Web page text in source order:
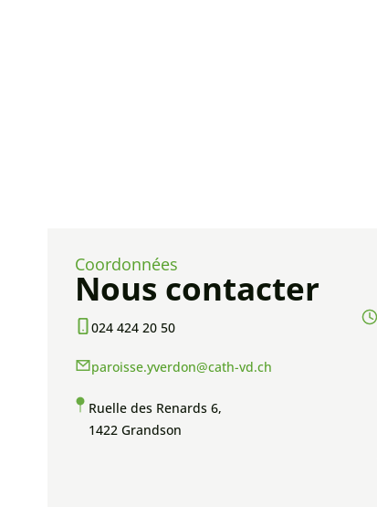
Coordonnées
Nous contacter
024 424 20 50
paroisse.yverdon@cath-vd.ch
Ruelle des Renards 6,
1422 Grandson